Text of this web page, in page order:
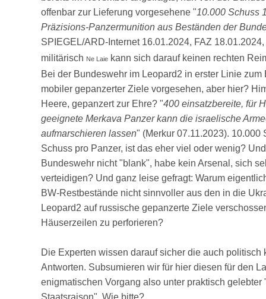
offenbar zur Lieferung vorgesehene "10.000 Schuss
Präzisions-Panzermunition aus Beständen der
SPIEGEL/ARD-Internet 16.01.2024, FAZ
militärisch Ne Laie kann sich darauf keinen rechten
Bei der Bundeswehr im Leopard2 in erster Linie zum
mobiler gepanzerter Ziele vorgesehen, aber hier?
Heere, gepanzert zur Ehre? "400 einsatzbereite, für
geeignete Merkava Panzer kann die israelische
aufmarschieren lassen" (Merkur 07.11.2023). 10.000
Schuss pro Panzer, ist das eher viel oder wenig?
Bundeswehr nicht "blank", habe kein Arsenal, sich
verteidigen? Und ganz leise gefragt: Warum
BW-Restbestände nicht sinnvoller aus den in die
Leopard2 auf russische gepanzerte Ziele
Häuserzeilen zu perforieren?
Die Experten wissen darauf sicher die auch politisch
Antworten. Subsumieren wir für hier diesen für den
enigmatischen Vorgang also unter praktisch gelebter
Staatsraison". Wie bitte?